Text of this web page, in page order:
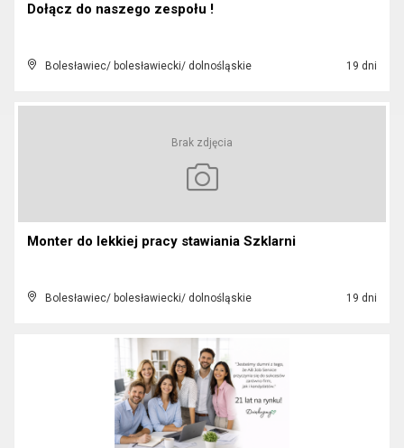
Dołącz do naszego zespołu !
Bolesławiec/ bolesławiecki/ dolnośląskie 19 dni
Brak zdjęcia
Monter do lekkiej pracy stawiania Szklarni
Bolesławiec/ bolesławiecki/ dolnośląskie 19 dni